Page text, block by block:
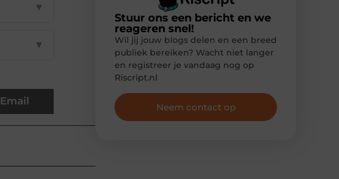
▼
▼
Email
Stuur ons een bericht en we
reageren snel!
Wil jij jouw blogs delen en een breed
publiek bereiken? Wacht niet langer
en registreer je vandaag nog op
Riscript.nl
Neem contact op